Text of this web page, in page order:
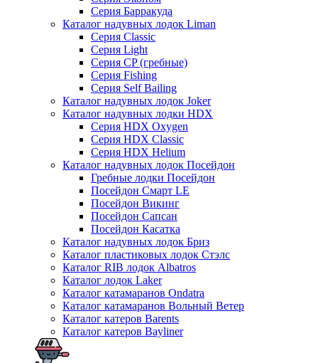
Серия Барракуда
Каталог надувных лодок Liman
Серия Classic
Серия Light
Серия CP (гребные)
Серия Fishing
Серия Self Bailing
Каталог надувных лодок Joker
Каталог надувных лодки HDX
Серия HDX Oxygen
Серия HDX Classic
Серия HDX Helium
Каталог надувных лодок Посейдон
Гребные лодки Посейдон
Посейдон Смарт LE
Посейдон Викинг
Посейдон Сапсан
Посейдон Касатка
Каталог надувных лодок Бриз
Каталог пластиковых лодок Стэлс
Каталог RIB лодок Albatros
Каталог лодок Laker
Каталог катамаранов Ondatra
Каталог катамаранов Вольный Ветер
Каталог катеров Barents
Каталог катеров Bayliner